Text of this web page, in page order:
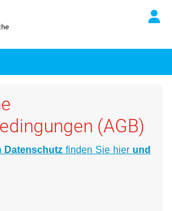
(AGB)
Datenschutz finden Sie hier und